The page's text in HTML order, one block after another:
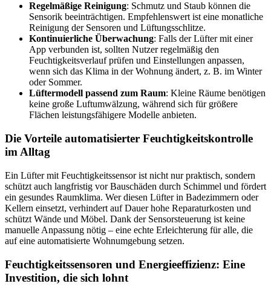
Regelmäßige Reinigung: Schmutz und Staub können die
Sensorik beeinträchtigen. Empfehlenswert ist eine monatliche
Reinigung der Sensoren und Lüftungsschlitze.
Kontinuierliche Überwachung: Falls der Lüfter mit einer
App verbunden ist, sollten Nutzer regelmäßig den
Feuchtigkeitsverlauf prüfen und Einstellungen anpassen,
wenn sich das Klima in der Wohnung ändert, z. B. im Winter
oder Sommer.
Lüftermodell passend zum Raum: Kleine Räume benötigen
keine große Luftumwälzung, während sich für größere
Flächen leistungsfähigere Modelle anbieten.
Die Vorteile automatisierter Feuchtigkeitskontrolle
im Alltag
Ein Lüfter mit Feuchtigkeitssensor ist nicht nur praktisch, sondern
schützt auch langfristig vor Bauschäden durch Schimmel und fördert
ein gesundes Raumklima. Wer diesen Lüfter in Badezimmern oder
Kellern einsetzt, verhindert auf Dauer hohe Reparaturkosten und
schützt Wände und Möbel. Dank der Sensorsteuerung ist keine
manuelle Anpassung nötig – eine echte Erleichterung für alle, die
auf eine automatisierte Wohnumgebung setzen.
Feuchtigkeitssensoren und Energieeffizienz: Eine
Investition, die sich lohnt